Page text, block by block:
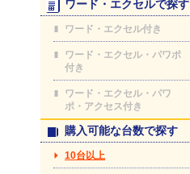
ワード・エクセルで探す
ワード・エクセル付き
ワード・エクセル・パワポ
付き
ワード・エクセル・パワ
ポ・アクセス付き
購入可能な台数で探す
10台以上